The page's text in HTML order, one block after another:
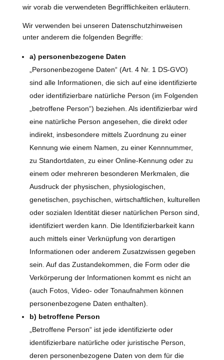
wir vorab die verwendeten Begrifflichkeiten erläutern.
Wir verwenden bei unseren Datenschutzhinweisen
unter anderem die folgenden Begriffe:
a) personenbezogene Daten
„Personenbezogene Daten“ (Art. 4 Nr. 1 DS-GVO)
sind alle Informationen, die sich auf eine identifizierte
oder identifizierbare natürliche Person (im Folgenden
„betroffene Person“) beziehen. Als identifizierbar wird
eine natürliche Person angesehen, die direkt oder
indirekt, insbesondere mittels Zuordnung zu einer
Kennung wie einem Namen, zu einer Kennnummer,
zu Standortdaten, zu einer Online-Kennung oder zu
einem oder mehreren besonderen Merkmalen, die
Ausdruck der physischen, physiologischen,
genetischen, psychischen, wirtschaftlichen, kulturellen
oder sozialen Identität dieser natürlichen Person sind,
identifiziert werden kann. Die Identifizierbarkeit kann
auch mittels einer Verknüpfung von derartigen
Informationen oder anderem Zusatzwissen gegeben
sein. Auf das Zustandekommen, die Form oder die
Verkörperung der Informationen kommt es nicht an
(auch Fotos, Video- oder Tonaufnahmen können
personenbezogene Daten enthalten).
b) betroffene Person
„Betroffene Person“ ist jede identifizierte oder
identifizierbare natürliche oder juristische Person,
deren personenbezogene Daten von dem für die